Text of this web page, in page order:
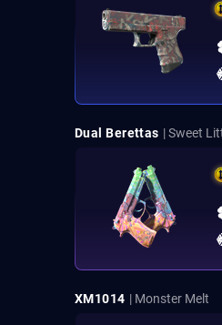
Dual Berettas | Sweet
XM1014 | Monster Melt